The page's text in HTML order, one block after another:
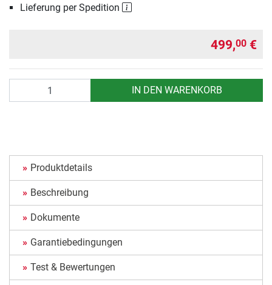
Lieferung per Spedition
499,00 €
IN DEN WARENKORB
Produktdetails
Beschreibung
Dokumente
Garantiebedingungen
Test & Bewertungen